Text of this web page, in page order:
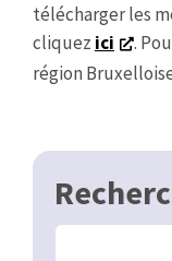
télécharger les
cliquez ici
.
région